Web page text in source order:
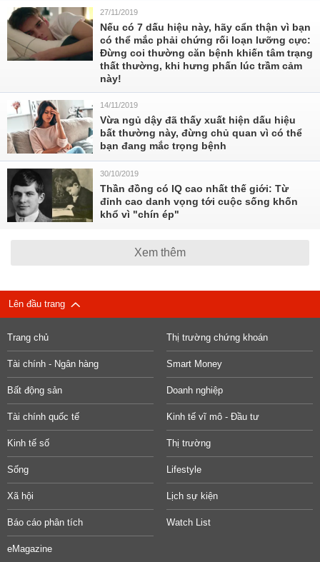
27/11/2019
Nếu có 7 dấu hiệu này, hãy cẩn thận vì bạn
có thể mắc phải chứng rối loạn lưỡng cực:
Đừng coi thường căn bệnh khiến tâm trạng
thất thường, khi hưng phấn lúc trầm cảm
này!
14/11/2019
Vừa ngủ dậy đã thấy xuất hiện dấu hiệu
bất thường này, đừng chủ quan vì có thể
bạn đang mắc trọng bệnh
30/10/2019
Thần đồng có IQ cao nhất thế giới: Từ
đỉnh cao danh vọng tới cuộc sống khốn
khổ vì "chín ép"
Xem thêm
Lên đầu trang
Trang chủ Thị trường chứng khoán
Tài chính - Ngân hàng Smart Money
Bất động sản Doanh nghiệp
Tài chính quốc tế Kinh tế vĩ mô - Đầu tư
Kinh tế số Thị trường
Sống Lifestyle
Xã hội Lịch sự kiện
Báo cáo phân tích Watch List
eMagazine